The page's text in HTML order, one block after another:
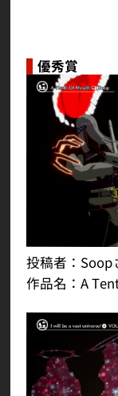
優秀賞
投稿者：Soop
作品名：A